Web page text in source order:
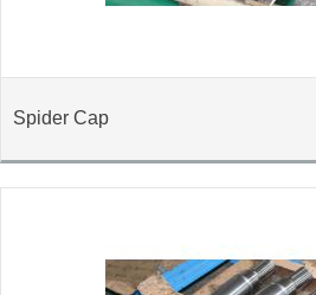
Spider Cap